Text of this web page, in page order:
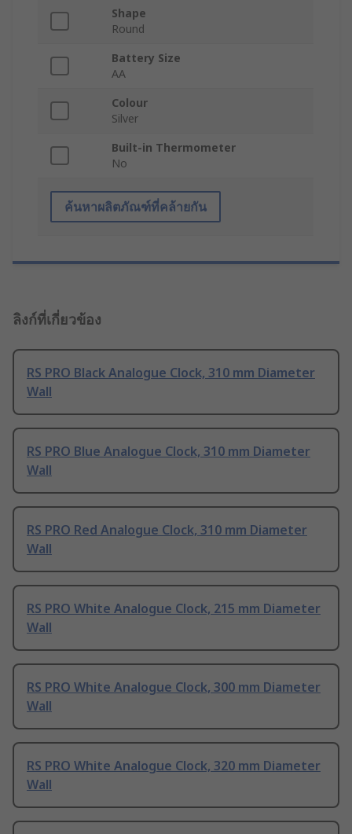
Shape
Round
Battery Size
AA
Colour
Silver
Built-in Thermometer
No
ค้นหาผลิตภัณฑ์ที่คล้ายกัน
ลิงก์ที่เกี่ยวข้อง
RS PRO Black Analogue Clock, 310 mm Diameter
Wall
RS PRO Blue Analogue Clock, 310 mm Diameter
Wall
RS PRO Red Analogue Clock, 310 mm Diameter
Wall
RS PRO White Analogue Clock, 215 mm Diameter
Wall
RS PRO White Analogue Clock, 300 mm Diameter
Wall
RS PRO White Analogue Clock, 320 mm Diameter
Wall